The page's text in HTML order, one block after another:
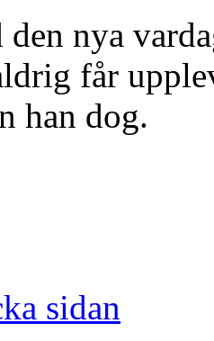
den nya
får
han dog.
sidan